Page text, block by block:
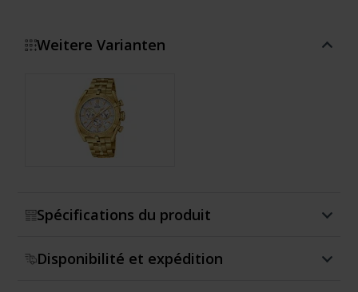
Weitere Varianten
Spécifications du produit
Disponibilité et expédition